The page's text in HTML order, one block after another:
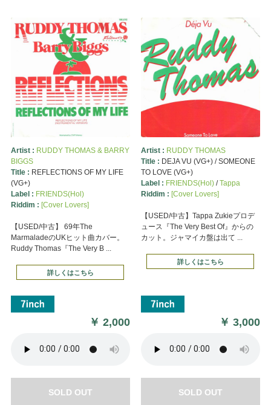
Artist : RUDDY THOMAS & BARRY
BIGGS
Title : REFLECTIONS OF MY LIFE
(VG+)
Label : FRIENDS(Hol)
Riddim : [Cover Lovers]
【USED/中古】 69年The
MarmaladeのUKヒット曲カバー。
Ruddy Thomas『The Very B ...
詳しくはこちら
￥2,000
SOLD OUT
Artist : RUDDY THOMAS
Title : DEJA VU (VG+) / SOMEONE
TO LOVE (VG+)
Label : FRIENDS(Hol)/Tappa
Riddim : [Cover Lovers]
【USED/中古】Tappa Zukieプロデ
ュース『The Very Best Of』からの
カット。ジャマイカ盤は出て ...
詳しくはこちら
￥3,000
SOLD OUT